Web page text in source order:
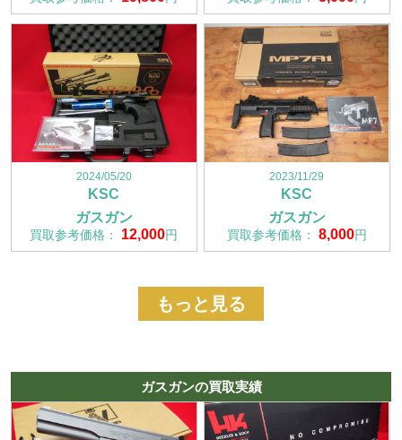
2024/05/20
KSC
ガスガン
買取参考価格： 12,000円
2023/11/29
KSC
ガスガン
買取参考価格： 8,000円
もっと見る
ガスガンの買取実績